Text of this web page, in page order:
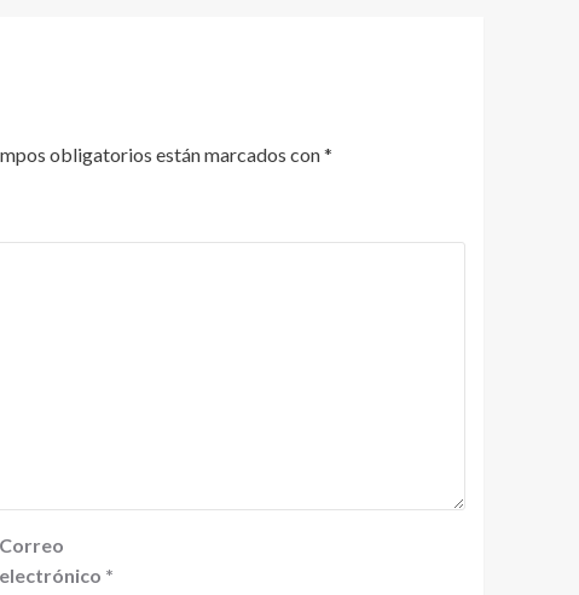
obligatorios están marcados con*
Correo
electrónico *